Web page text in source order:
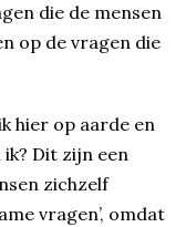
die de mensen
op de vragen die
hier op aarde en
ik? Dit zijn een
zichzelf
vragen’, omdat